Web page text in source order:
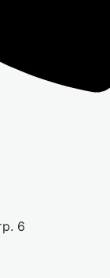
6